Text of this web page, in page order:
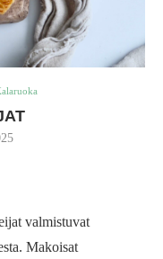
valmistuvat
Makoisat